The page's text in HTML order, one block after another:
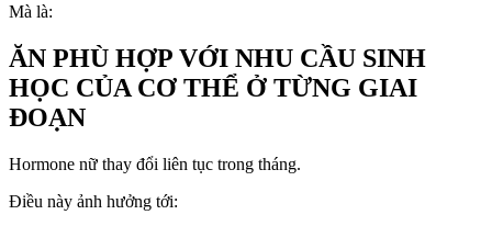
Mà là:
ĂN PHÙ HỢP VỚI NHU CẦU SINH
HỌC CỦA CƠ THỂ Ở TỪNG GIAI
ĐOẠN
Hormone nữ thay đổi liên tục trong tháng.
Điều này ảnh hưởng tới: